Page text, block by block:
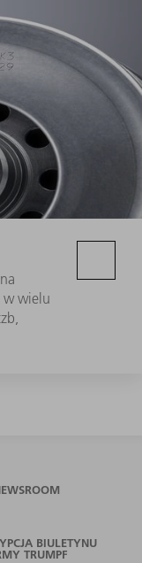
w wielu
BIULETYNU
TRUMPF